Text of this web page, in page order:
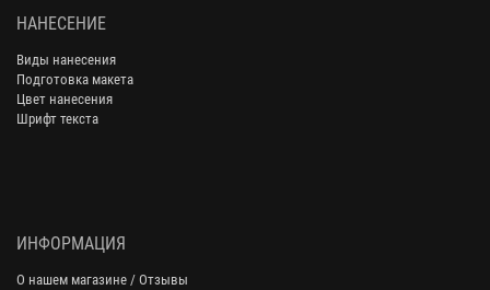
НАНЕСЕНИЕ
Виды нанесения
Подготовка макета
Цвет нанесения
Шрифт текста
ИНФОРМАЦИЯ
О нашем магазине / Отзывы